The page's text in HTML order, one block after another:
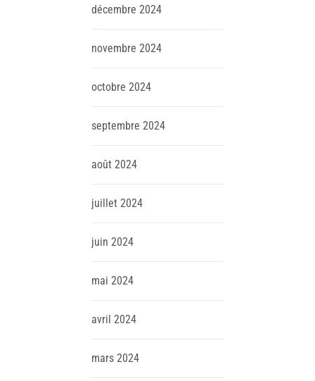
décembre 2024
novembre 2024
octobre 2024
septembre 2024
août 2024
juillet 2024
juin 2024
mai 2024
avril 2024
mars 2024